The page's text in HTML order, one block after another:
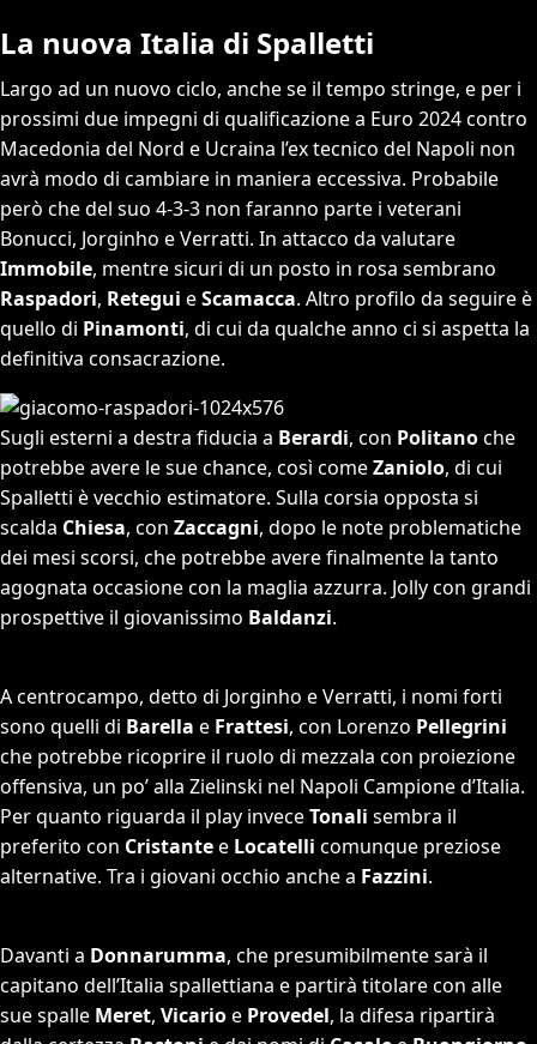
La nuova Italia di Spalletti
Largo ad un nuovo ciclo, anche se il tempo stringe, e per i
prossimi due impegni di qualificazione a Euro 2024 contro
Macedonia del Nord e Ucraina l’ex tecnico del Napoli non
avrà modo di cambiare in maniera eccessiva. Probabile
però che del suo 4-3-3 non faranno parte i veterani
Bonucci, Jorginho e Verratti. In attacco da valutare
Immobile, mentre sicuri di un posto in rosa sembrano
Raspadori, Retegui eScamacca. Altro profilo da seguire è
quello di Pinamonti, di cui da qualche anno ci si aspetta la
definitiva consacrazione.
Sugli esterni a destra fiducia a Berardi, con Politanoche
potrebbe avere le sue chance, così comeZaniolo, di cui
Spalletti è vecchio estimatore. Sulla corsia opposta si
scalda Chiesa, con Zaccagni, dopo le note problematiche
dei mesi scorsi, che potrebbe avere finalmente la tanto
agognata occasione con la maglia azzurra. Jolly con grandi
prospettive il giovanissimo Baldanzi.
A centrocampo, detto di Jorginho e Verratti, i nomi forti
sono quelli di Barella e Frattesi, con Lorenzo Pellegrini
che potrebbe ricoprire il ruolo di mezzala con proiezione
offensiva, un po’ alla Zielinski nel Napoli Campione d’Italia.
Per quanto riguarda il play inveceTonali sembra il
preferito con Cristantee Locatelli comunque preziose
alternative. Tra i giovani occhio anche a Fazzini.
Davanti a Donnarumma, che presumibilmente sarà il
capitano dell’Italia spallettiana e partirà titolare con alle
sue spalle Meret, Vicarioe Provedel, la difesa ripartirà